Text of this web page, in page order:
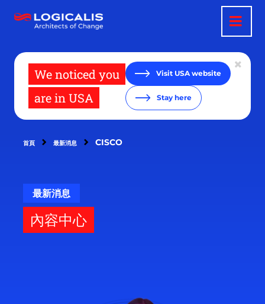
We noticed you
are in USA
Visit USA website
Stay here
首頁 最新消息 CISCO
最新消息
內容中心